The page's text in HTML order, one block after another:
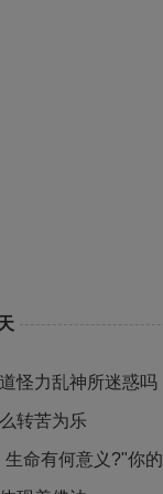
怪力乱神所迷惑吗
转苦为乐
命有何意义?"你